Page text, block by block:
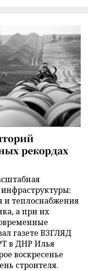
рекордах
и теплоснабжения
а при их
газете ВЗГЛЯД
в ДНР Илья
воскресенье
строителя.